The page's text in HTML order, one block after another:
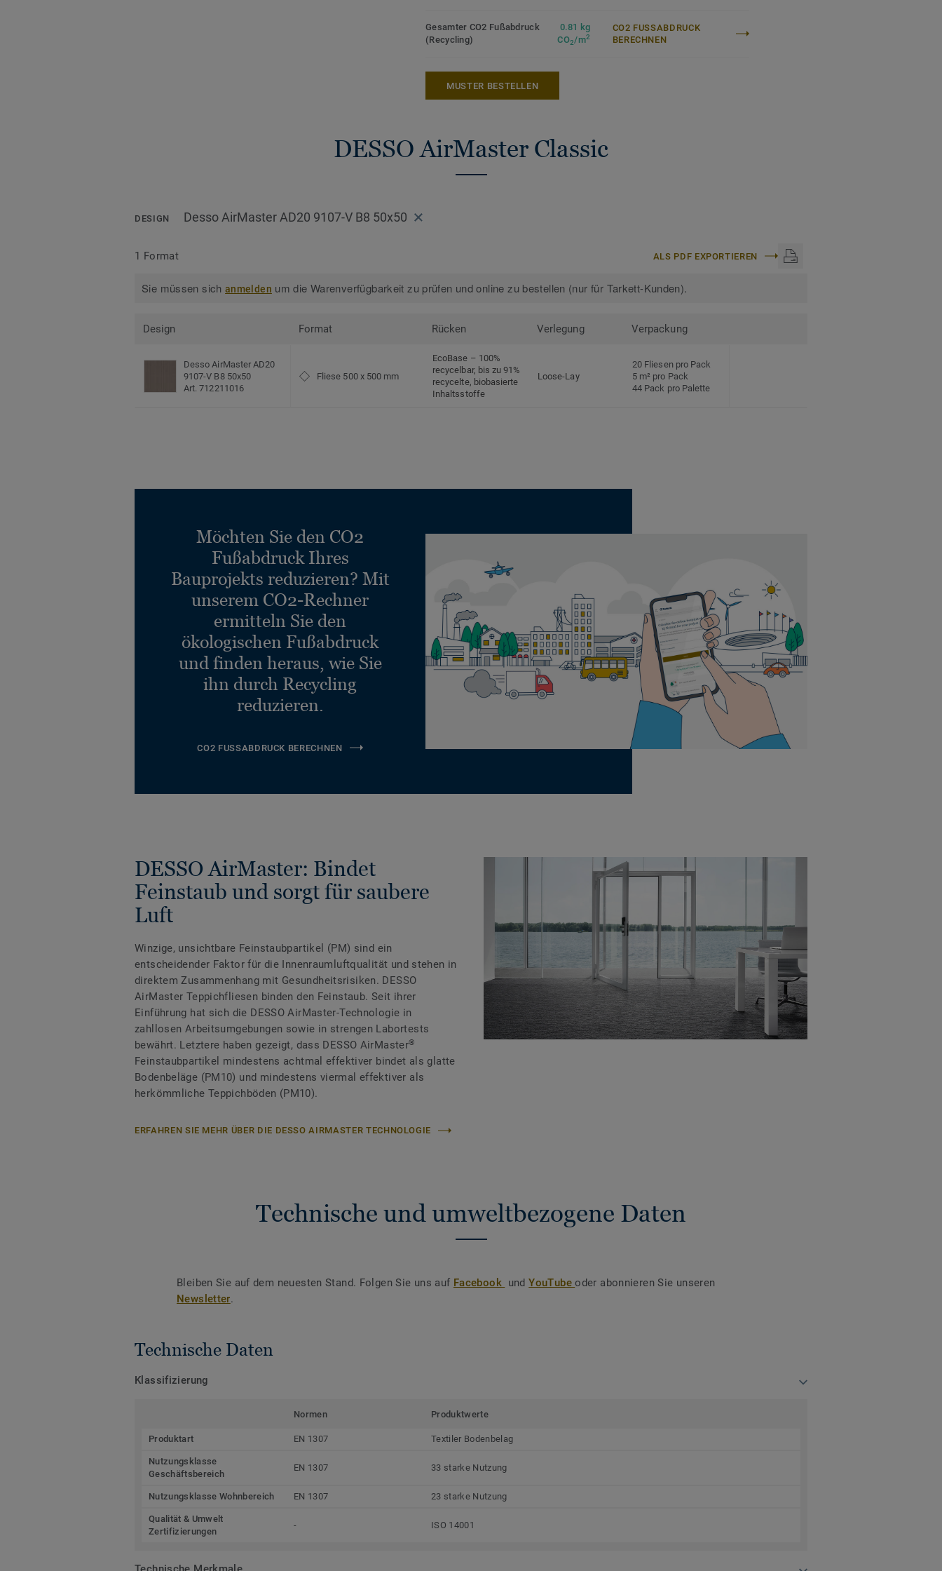
Mehr über DESSO Teppichfliesen erfahren:
Teppichfliesen
mit DESSO AirMaster® im Vergleich zu einem glatten
Standardboden und zu einem strukturierten Standard-
Gesamter CO2 Fußabdruck
(Recycling)
0.81 kg
CO2/m2
CO2 FUSSABDRUCK B
ERECHNEN
MUSTER BESTELLEN
DESSO AirMaster Classic
DESIGN Desso AirMaster AD20 9107-V B8 50x50
1 Format ALS PDF EXPORTIEREN
Sie müssen sichanmelden um die Warenverfügbarkeit zu prüfen und online zu bestellen (nur für Tarkett-Kunden).
Design Format Rücken Verlegung Verpackung
Desso AirMaster AD20
9107-V B8 50x50
Art. 712211016
Fliese 500 x 500 mm
EcoBase – 100%
recycelbar, bis zu 91%
recycelte, biobasierte
Inhaltsstoffe
Loose-Lay
20 Fliesen pro Pack
5 m² pro Pack
44 Pack pro Palette
Möchten Sie den CO2
Fußabdruck Ihres
Bauprojekts reduzieren? Mit
unserem CO2-Rechner
ermitteln Sie den
ökologischen Fußabdruck
und finden heraus, wie Sie
ihn durch Recycling
reduzieren.
CO2 FUSSABDRUCK BERECHNEN
DESSO AirMaster: Bindet
Feinstaub und sorgt für saubere
Luft
Winzige, unsichtbare Feinstaubpartikel (PM) sind ein
entscheidender Faktor für die Innenraumluftqualität und stehen in
direktem Zusammenhang mit Gesundheitsrisiken. DESSO
AirMaster Teppichfliesen binden den Feinstaub. Seit ihrer
Einführung hat sich die DESSO AirMaster-Technologie in
zahllosen Arbeitsumgebungen sowie in strengen Labortests
bewährt. Letztere haben gezeigt, dass DESSO AirMaster®
Feinstaubpartikel mindestens achtmal effektiver bindet als glatte
Bodenbeläge (PM10) und mindestens viermal effektiver als
herkömmliche Teppichböden (PM10).
ERFAHREN SIE MEHR ÜBER DIE DESSO AIRMASTER TECHNOLOGIE
Technische und umweltbezogene Daten
Bleiben Sie auf dem neuesten Stand. Folgen Sie uns auf Facebook undYouTubeoder abonnieren Sie unseren
Newsletter.
Technische Daten
Klassifizierung
Normen Produktwerte
Produktart EN 1307 Textiler Bodenbelag
Nutzungsklasse
Geschäftsbereich
EN 1307 33 starke Nutzung
Nutzungsklasse Wohnbereich EN 1307 23 starke Nutzung
Qualität & Umwelt
Zertifizierungen
- ISO 14001